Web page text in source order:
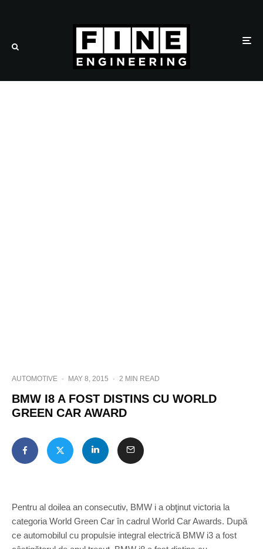
AUTOMOTIVE · MAY 8, 2015 · 2 MIN READ
BMW I8 A FOST DISTINS CU WORLD
GREEN CAR AWARD
Pentru al doilea an consecutiv, BMW i a obţinut victoria la
categoria World Green Car în cadrul World Car Awards. După
ce automobilul cu propulsie integral electrică BMW i3 a fost